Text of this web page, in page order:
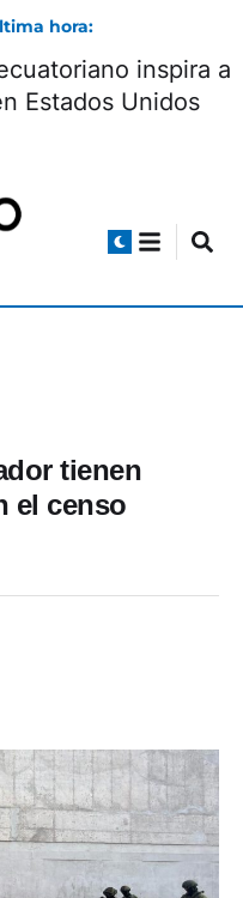
hora:
inspira a
Estados Unidos
tienen
el censo